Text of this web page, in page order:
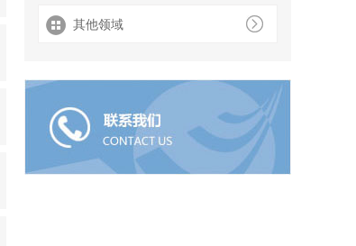
其他领域